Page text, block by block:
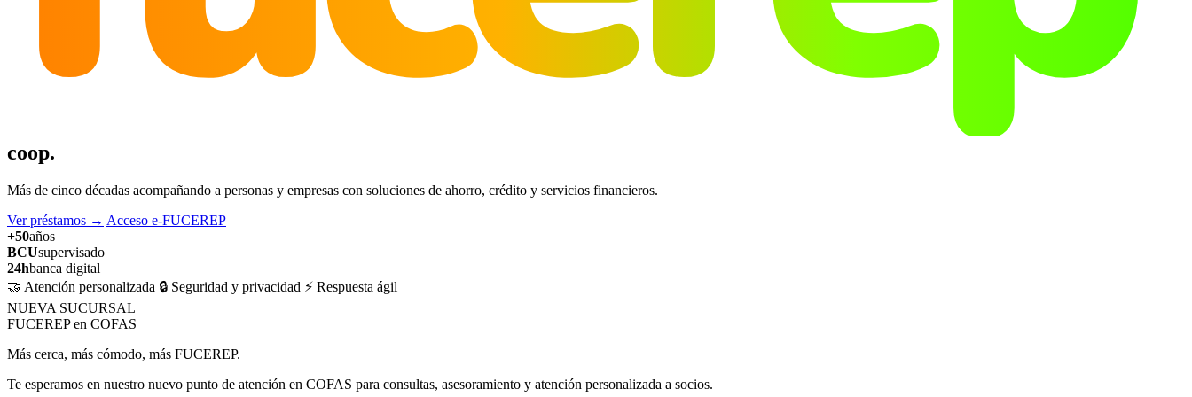
coop.
Más de cinco décadas acompañando a personas y empresas con soluciones de ahorro, crédito y servicios financieros.
Ver préstamos → Acceso e-FUCEREP
+50años
BCUsupervisado
24hbanca digital
🤝 Atención personalizada 🔒 Seguridad y privacidad ⚡ Respuesta ágil
NUEVA SUCURSAL
FUCEREP en COFAS
Más cerca, más cómodo, más FUCEREP.
Te esperamos en nuestro nuevo punto de atención en COFAS para consultas, asesoramiento y atención personalizada a socios.